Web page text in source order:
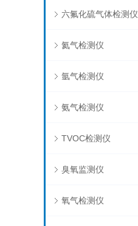
六氟化硫气体检测仪
氦气检测仪
氩气检测仪
氨气检测仪
TVOC检测仪
臭氧监测仪
氧气检测仪